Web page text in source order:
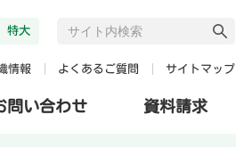
特大
情報 よくあるご質問 サイトマップ
問い合わせ 資料請求